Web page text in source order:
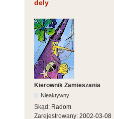
dely
Kierownik Zamieszania
Nieaktywny
Skąd: Radom
Zarejestrowany: 2002-03-08